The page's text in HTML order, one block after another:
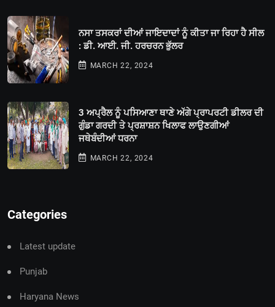
ਨਸਾ ਤਸਕਰਾਂ ਦੀਆਂ ਜਾਇਦਾਦਾਂ ਨੂੰ ਕੀਤਾ ਜਾ ਰਿਹਾ ਹੈ ਸੀਲ
: ਡੀ. ਆਈ. ਜੀ. ਹਰਚਰਨ ਭੁੱਲਰ
MARCH 22, 2024
3 ਅਪ੍ਰੈਲ ਨੂੰ ਪਸਿਆਣਾ ਥਾਣੇ ਅੱਗੇ ਪ੍ਰਾਪਰਟੀ ਡੀਲਰ ਦੀ
ਗੁੰਡਾ ਗਰਦੀ ਤੇ ਪ੍ਰਸ਼ਾਸ਼ਨ ਖਿਲਾਫ ਲਾਉਣਗੀਆਂ
ਜਥੇਬੰਦੀਆਂ ਧਰਨਾ
MARCH 22, 2024
Categories
Latest update
Punjab
Haryana News